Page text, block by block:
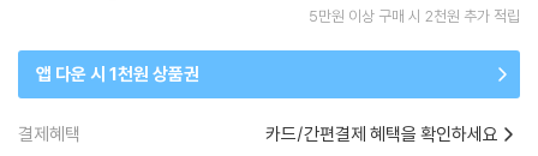
5만원 이상 구매 시 2천원 추가 적립
앱 다운 시 1천원 상품권
결제혜택 카드/간편결제 혜택을 확인하세요